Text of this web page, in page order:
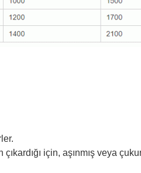
için, aşınmış veya